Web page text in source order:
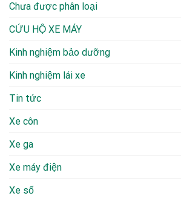
Chưa được phân loại
CỨU HỘ XE MÁY
Kinh nghiệm bảo dưỡng
Kinh nghiệm lái xe
Tin tức
Xe côn
Xe ga
Xe máy điện
Xe số